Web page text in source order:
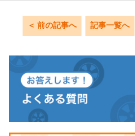
＜ 前の記事へ 記事一覧へ